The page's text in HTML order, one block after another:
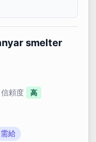
smelter
頼度 高
需給